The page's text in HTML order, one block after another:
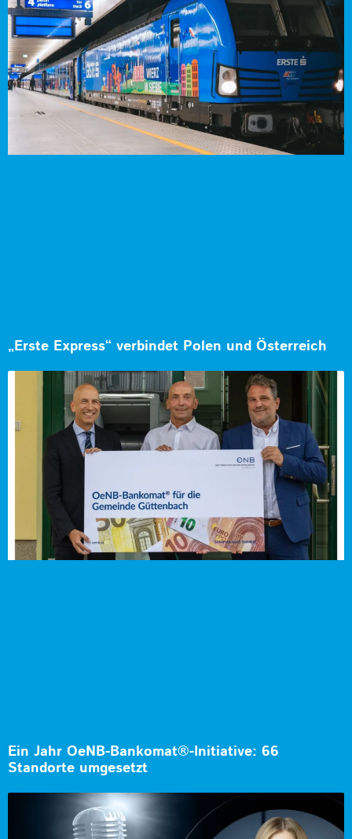
„Erste Express“ verbindet Polen und Österreich
Ein Jahr OeNB-Bankomat®-Initiative: 66
Standorte umgesetzt